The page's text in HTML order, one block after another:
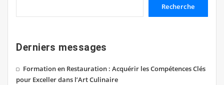
Recherche
Derniers messages
Formation en Restauration : Acquérir les Compétences Clés
pour Exceller dans l’Art Culinaire